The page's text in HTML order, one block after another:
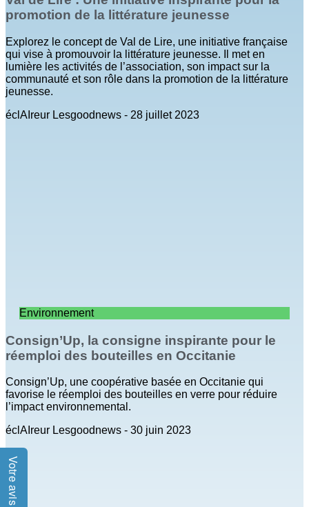
promotion de la littérature jeunesse
Explorez le concept de Val de Lire, une initiative française
qui vise à promouvoir la littérature jeunesse. Il met en
lumière les activités de l’association, son impact sur la
communauté et son rôle dans la promotion de la littérature
jeunesse.
éclAIreur Lesgoodnews
28 juillet 2023
Environnement
Consign’Up, la consigne inspirante pour le
réemploi des bouteilles en Occitanie
Consign’Up, une coopérative basée en Occitanie qui
favorise le réemploi des bouteilles en verre pour réduire
l’impact environnemental.
éclAIreur Lesgoodnews
30 juin 2023
Votre avis